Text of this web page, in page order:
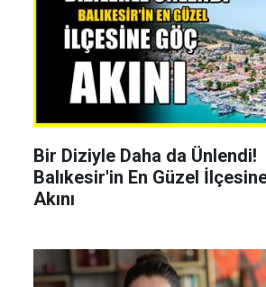
Bir Diziyle Daha da Ünlendi!
Balıkesir'in En Güzel
Akını